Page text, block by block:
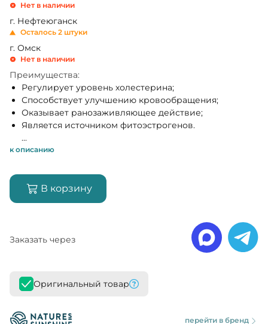
Нет в наличии
г. Нефтеюганск
Осталось 2 штуки
г. Омск
Нет в наличии
Преимущества:
Регулирует уровень холестерина;
Способствует улучшению кровообращения;
Оказывает ранозаживляющее действие;
Является источником фитоэстрогенов.
...
к описанию
В корзину
Заказать через
Оригинальный товар
перейти в бренд